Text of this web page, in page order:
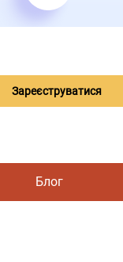
Зареєструватися
Блог